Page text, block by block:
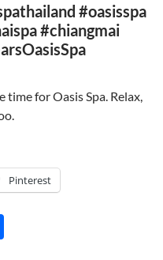
#oasisspa
#chiangmai
for Oasis Spa. Relax,
Pinterest